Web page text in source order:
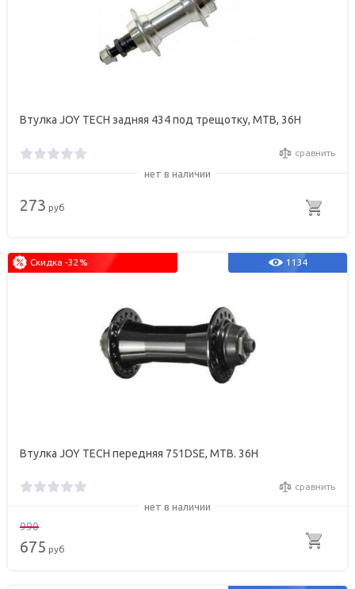
Втулка JOY TECH задняя 434 под трещотку, МТВ, 36Н
сравнить
нет в наличии
273 руб
1134
Скидка -32%
Втулка JOY TECH передняя 751DSE, МТВ. 36Н
сравнить
нет в наличии
990
675 руб